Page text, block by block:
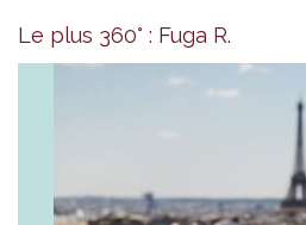
Le plus 360° : Fuga R.